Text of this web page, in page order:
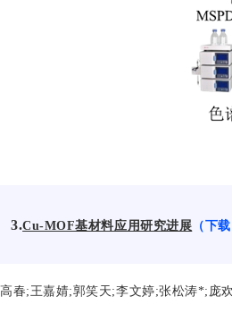
3.Cu-MOF基材料应用研究进展 （下
高春;王嘉婧;郭笑天;李文婷;张松涛*;庞